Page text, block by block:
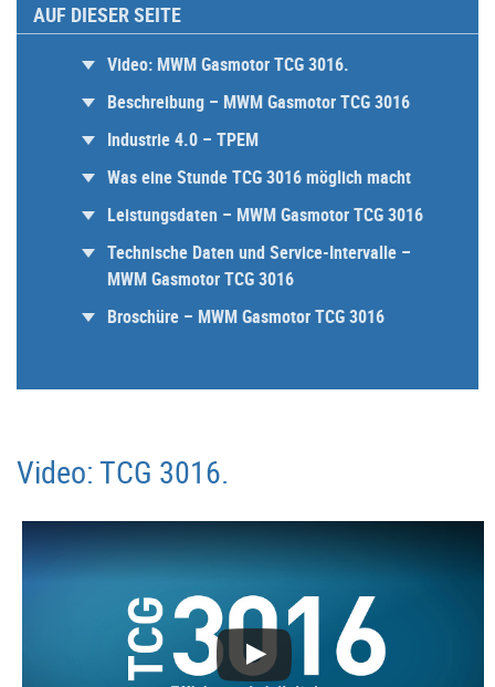
AUF DIESER SEITE
Video: MWM Gasmotor TCG 3016.
Beschreibung – MWM Gasmotor TCG 3016
Industrie 4.0 – TPEM
Was eine Stunde TCG 3016 möglich macht
Leistungsdaten – MWM Gasmotor TCG 3016
Technische Daten und Service-Intervalle –
MWM Gasmotor TCG 3016
Broschüre – MWM Gasmotor TCG 3016
Video: TCG 3016.